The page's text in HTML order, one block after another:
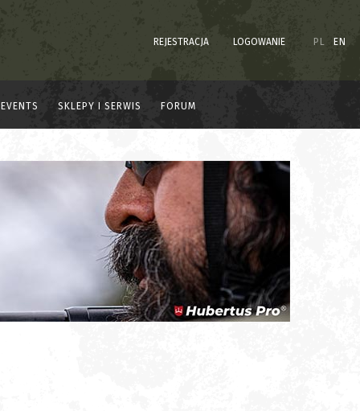
REJESTRACJA LOGOWANIE PL EN
EVENTS SKLEPY I SERWIS FORUM